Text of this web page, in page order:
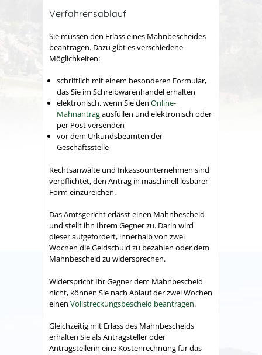
Verfahrensablauf
Sie müssen den Erlass eines Mahnbescheides
beantragen. Dazu gibt es verschiedene
Möglichkeiten:
schriftlich mit einem besonderen Formular,
das Sie im Schreibwarenhandel erhalten
elektronisch, wenn Sie den Online-
Mahnantragausfüllen und elektronisch oder
per Post versenden
vor dem Urkundsbeamten der
Geschäftsstelle
Rechtsanwälte und Inkassounternehmen sind
verpflichtet, den Antrag in maschinell lesbarer
Form einzureichen.
Das Amtsgericht erlässt einen Mahnbescheid
und stellt ihn Ihrem Gegner zu. Darin wird
dieser aufgefordert, innerhalb von zwei
Wochen die Geldschuld zu bezahlen oder dem
Mahnbescheid zu widersprechen.
Widerspricht Ihr Gegner dem Mahnbescheid
nicht, können Sie nach Ablauf der zwei Wochen
einen Vollstreckungsbescheid beantragen.
Gleichzeitig mit Erlass des Mahnbescheids
erhalten Sie als Antragsteller oder
Antragstellerin eine Kostenrechnung für das